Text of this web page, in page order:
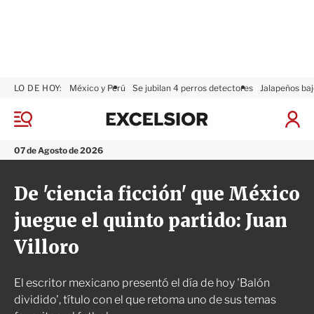
M
n
ú
07 de Agosto de 2026
LO DE HOY: México y Perú Se jubilan 4 perros detectores Jalapeños
I
a
r
x
l
i
o
r
De 'ciencia ficción' que México
juegue el quinto partido: Juan
Villoro
El escritor mexicano presentó el día de hoy 'Balón
dividido', título con el que retoma uno de sus temas